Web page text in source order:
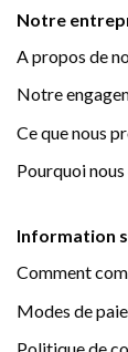
Notre
A propos de
Notre
Ce que nous
Pourquoi
Information
Comment
Modes de